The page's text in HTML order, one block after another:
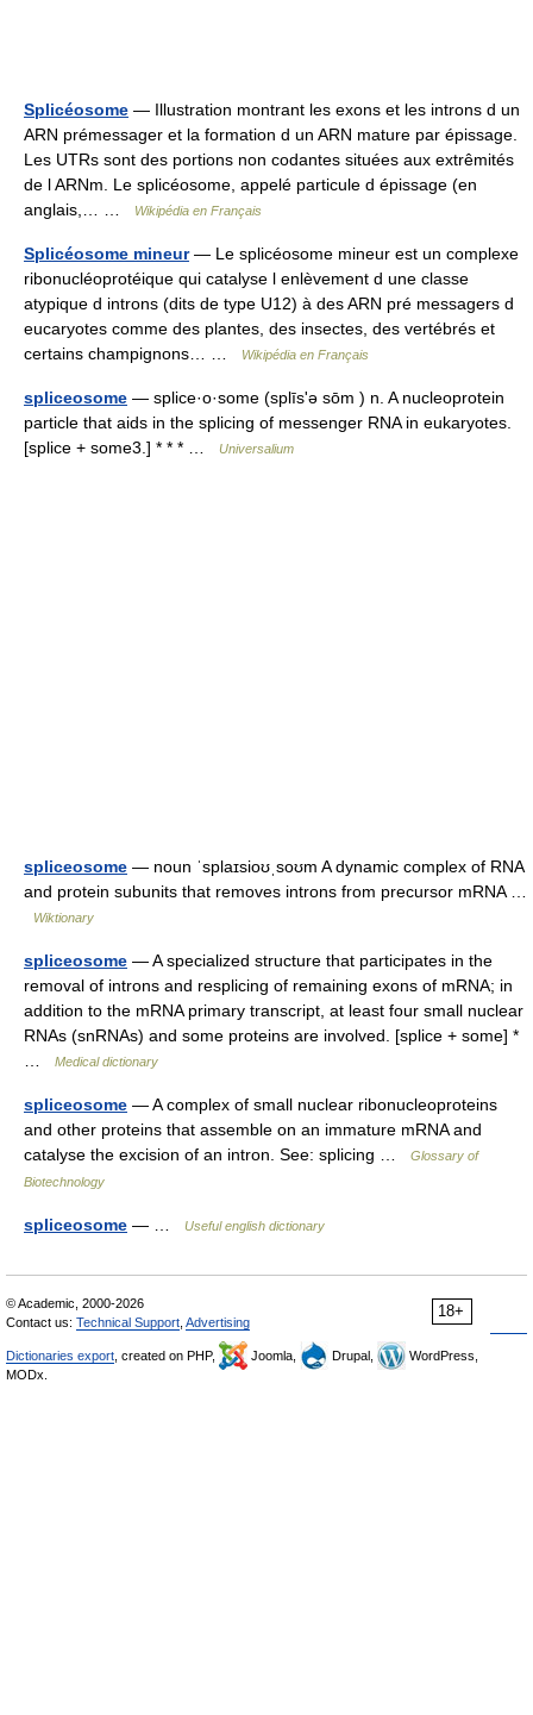
Splicéosome — Illustration montrant les exons et les introns d un
ARN prémessager et la formation d un ARN mature par épissage.
Les UTRs sont des portions non codantes situées aux extrêmités
de l ARNm. Le splicéosome, appelé particule d épissage (en
anglais,… …
Wikipédia en Français
Splicéosome mineur— Le splicéosome mineur est un complexe
ribonucléoprotéique qui catalyse l enlèvement d une classe
atypique d introns (dits de type U12) à des ARN pré messagers d
eucaryotes comme des plantes, des insectes, des vertébrés et
certains champignons… …
Wikipédia en Français
spliceosome — splice·o·some (splīsʹə sōm ) n. A nucleoprotein
particle that aids in the splicing of messenger RNA in eukaryotes.
[splice + some3.] * * * …
Universalium
spliceosome — noun ˈsplaɪsioʊˌsoʊm A dynamic complex of RNA
and protein subunits that removes introns from precursor mRNA …
Wiktionary
spliceosome — A specialized structure that participates in the
removal of introns and resplicing of remaining exons of mRNA; in
addition to the mRNA primary transcript, at least four small nuclear
RNAs (snRNAs) and some proteins are involved. [splice + some] *
Medical dictionary
spliceosome — A complex of small nuclear ribonucleoproteins
and other proteins that assemble on an immature mRNA and
catalyse the excision of an intron. See: splicing …
Glossary of
Biotechnology
spliceosome — … Useful english dictionary
18+
© Academic, 2000-2026
Contact us: Technical Support Advertising
Dictionaries export , created on PHP, Joomla, Drupal,
WordPress,
MODx.